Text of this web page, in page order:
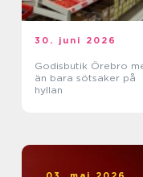
30. juni 2026
Godisbutik Örebro mer
än bara sötsaker på
hyllan